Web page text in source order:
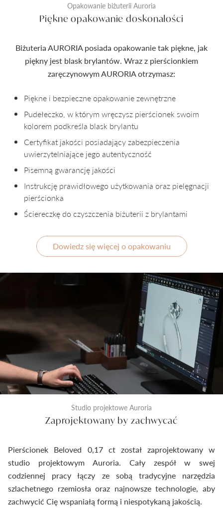
Opakowanie biżuterii Auroria
Piękne opakowanie doskonałości
Biżuteria AURORIA posiada opakowanie tak piękne, jak
piękny jest blask brylantów. Wraz z pierścionkiem
zaręczynowym AURORIA otrzymasz:
Piękne i bezpieczne opakowanie zewnętrzne
Pudełeczko, w którym wręczysz pierścionek swoim
kolorem podkreśla blask brylantu
Certyfikat jakości posiadający zabezpieczenia
uwierzytelniające jego autentyczność
Pisemną gwarancję jakości
Instrukcję prawidłowego użytkowania oraz pielęgnacji
pierścionka
Ściereczkę do czyszczenia biżuterii z brylantami
Dowiedz się więcej o opakowaniu
Studio projektowe Auroria
Zaprojektowany by zachwycać
Pierścionek Beloved 0,17 ct został zaprojektowany w
studio projektowym Auroria. Cały zespół w swej
codziennej pracy łączy ze sobą tradycyjne narzędzia
szlachetnego rzemiosła oraz najnowsze technologie, aby
zachwycić Cię wspaniałą formą i niespotykaną jakością.